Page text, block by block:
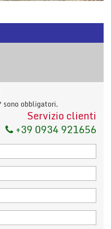
obbligatori.
Servizio clienti
+39 0934 921656